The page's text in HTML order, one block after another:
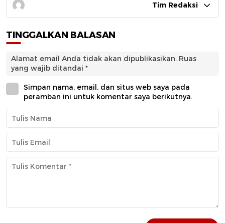
Tim Redaksi
TINGGALKAN BALASAN
Alamat email Anda tidak akan dipublikasikan. Ruas
yang wajib ditandai *
Simpan nama, email, dan situs web saya pada
peramban ini untuk komentar saya berikutnya.